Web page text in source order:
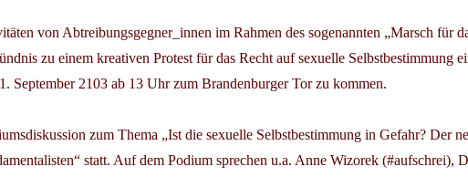
von Abtreibungsgegner_innen im Rahmen des sogenannten „Marsch für
zu einem kreativen Protest für das Recht auf sexuelle Selbstbestimmung
September 2103 ab 13 Uhrzum Brandenburger Tor zu kommen.
zum Thema „Ist die sexuelle Selbstbestimmung in Gefahr? Der
statt. Auf dem Podium sprechen u.a. Anne Wizorek (#aufschrei),